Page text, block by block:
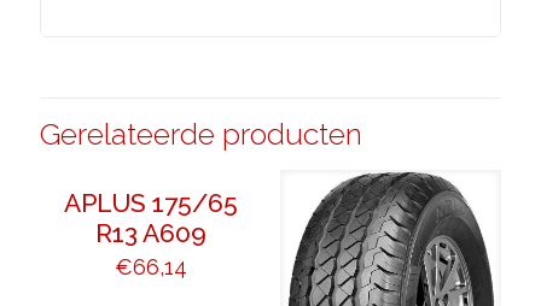
Gerelateerde producten
APLUS 175/65
R13 A609
€66,14